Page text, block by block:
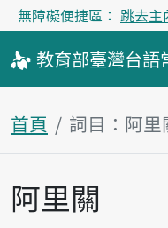
無障礙便捷區： 跳去主
教育部臺灣台語
首頁 詞目：阿里
主內容區塊
阿里關